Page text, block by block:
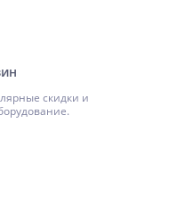
скидки и